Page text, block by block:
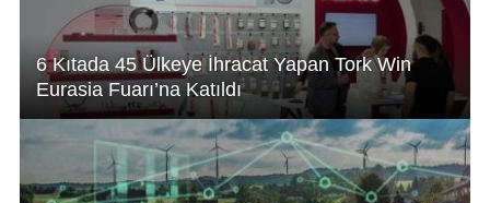
6 Kıtada 45 Ülkeye İhracat Yapan Tork Win
Eurasia Fuarı’na Katıldı